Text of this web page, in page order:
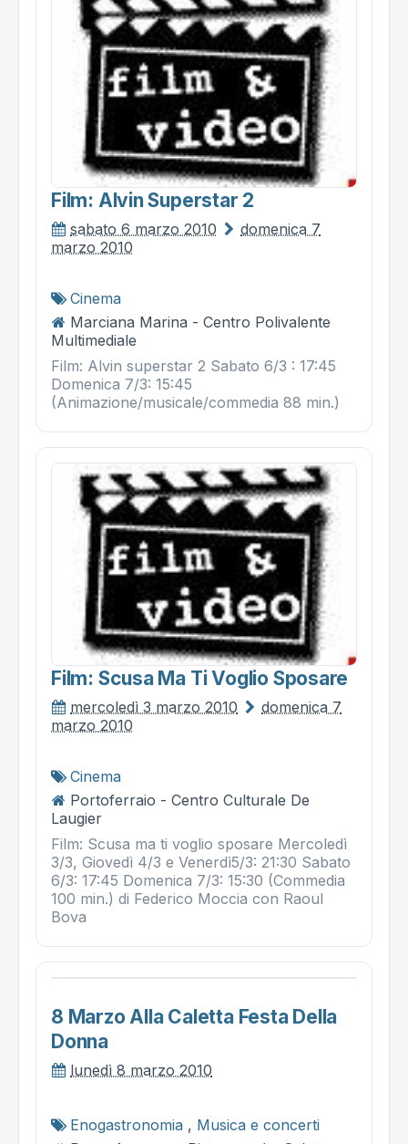
Film: Alvin Superstar 2
sabato 6 marzo 2010
domenica 7
marzo 2010
Cinema
Marciana Marina - Centro Polivalente
Multimediale
Film: Alvin superstar 2 Sabato 6/3 : 17:45
Domenica 7/3: 15:45
(Animazione/musicale/commedia 88 min.)
Film: Scusa Ma Ti Voglio Sposare
mercoledì 3 marzo 2010
domenica 7
marzo 2010
Cinema
Portoferraio - Centro Culturale De
Laugier
Film: Scusa ma ti voglio sposare Mercoledì
3/3, Giovedì 4/3 e Venerdì5/3: 21:30 Sabato
6/3: 17:45 Domenica 7/3: 15:30 (Commedia
100 min.) di Federico Moccia con Raoul
Bova
8 Marzo Alla Caletta Festa Della
Donna
lunedì 8 marzo 2010
Enogastronomia , Musica e concerti